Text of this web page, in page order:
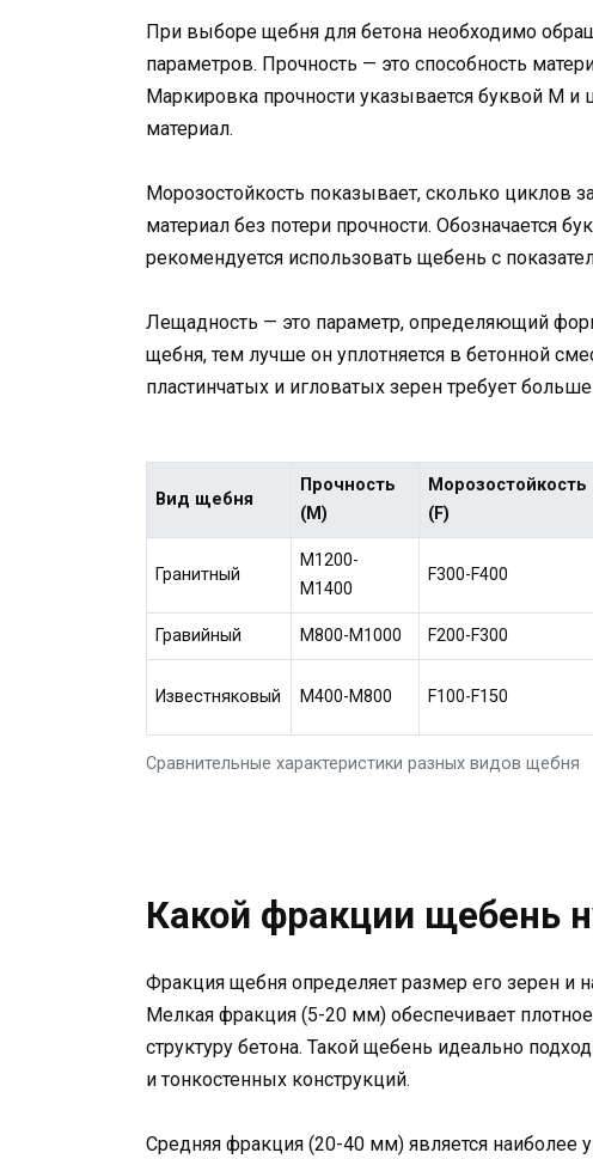
При выборе щебня для бетона необходимо
параметров. Прочность — это способность
Маркировка прочности указывается буквой М
материал.
Морозостойкость показывает, сколько циклов
материал без потери прочности. Обозначается
рекомендуется использовать щебень с
Лещадность — это параметр, определяющий
щебня, тем лучше он уплотняется в бетонной
пластинчатых и игловатых зерен требует
Сравнительные характеристики разных видов щебня
Вид щебня
Прочность
(М)
Морозостойкость
(F)
Гранитный
М1200-
М1400
F300-F400
Гравийный М800-М1000 F200-F300
Известняковый М400-М800 F100-F150
Какой фракции щебень
Фракция щебня определяет размер его зерен и
Мелкая фракция (5-20 мм) обеспечивает
структуру бетона. Такой щебень идеально
и тонкостенных конструкций.
Средняя фракция (20-40 мм) является наиболее